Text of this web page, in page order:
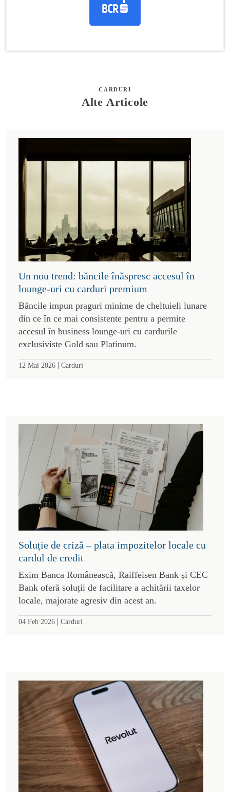
CARDURI
Alte Articole
Un nou trend: băncile înăspresc accesul în
lounge-uri cu carduri premium
Băncile impun praguri minime de cheltuieli lunare
din ce în ce mai consistente pentru a permite
accesul în business lounge-uri cu cardurile
exclusiviste Gold sau Platinum.
12 Mai 2026 | Carduri
Soluție de criză – plata impozitelor locale cu
cardul de credit
Exim Banca Românească, Raiffeisen Bank și CEC
Bank oferă soluții de facilitare a achitării taxelor
locale, majorate agresiv din acest an.
04 Feb 2026 | Carduri